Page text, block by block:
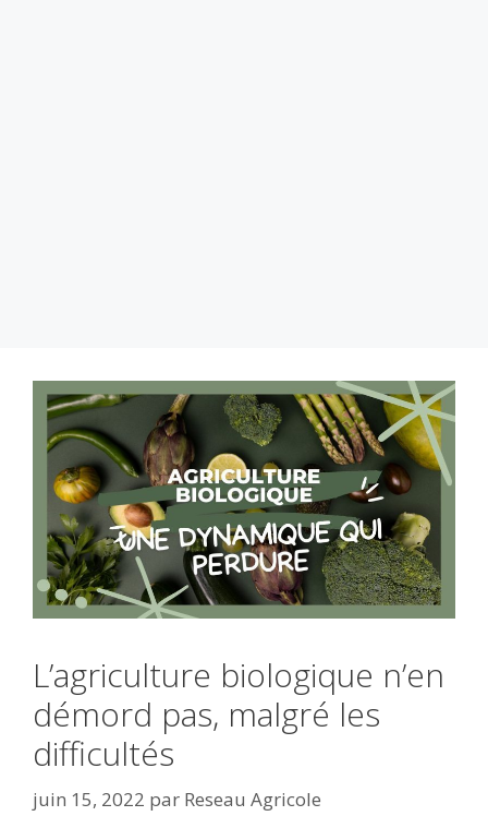
L’agriculture biologique n’en
démord pas, malgré les
difficultés
juin 15, 2022 par Reseau Agricole